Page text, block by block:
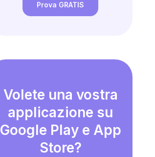
Prova GRATIS
Volete una vostra
applicazione su
Google Play e App
Store?